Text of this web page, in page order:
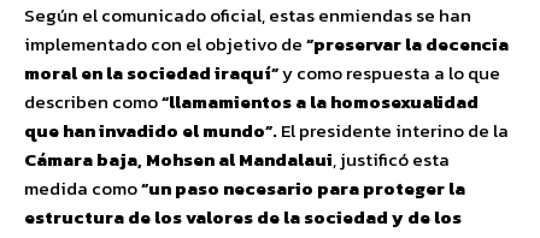
Según el comunicado oficial, estas enmiendas se han
implementado con el objetivo de“preservar la decencia
moral en la sociedad iraquí”y como respuesta a lo que
describen como“llamamientos a la homosexualidad
que han invadido el mundo”.El presidente interino de la
Cámara baja, Mohsen al Mandalaui, justificó esta
medida como“un paso necesario para proteger la
estructura de los valores de la sociedad y de los